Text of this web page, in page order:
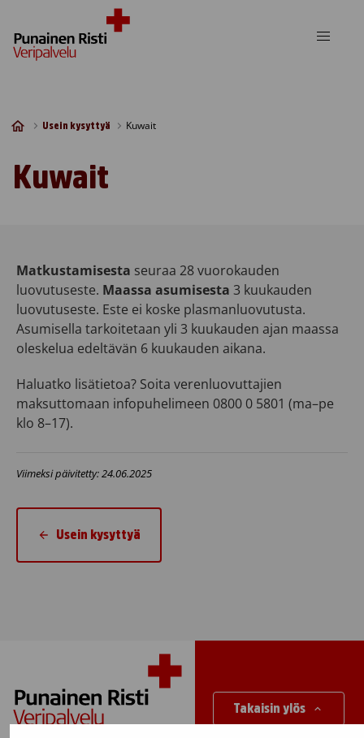
Usein kysyttyä Kuwait
Kuwait
Matkustamisesta seuraa 28 vuorokauden
luovutuseste. Maassa asumisesta 3 kuukauden
luovutuseste. Este ei koske plasmanluovutusta.
Asumisella tarkoitetaan yli 3 kuukauden ajan maassa
oleskelua edeltävän 6 kuukauden aikana.
Haluatko lisätietoa? Soita verenluovuttajien
maksuttomaan infopuhelimeen 0800 0 5801 (ma–pe
klo 8–17).
Viimeksi päivitetty: 24.06.2025
Usein kysyttyä
Takaisin ylös